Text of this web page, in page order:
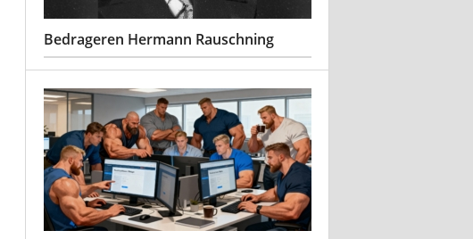
Bedrageren Hermann Rauschning